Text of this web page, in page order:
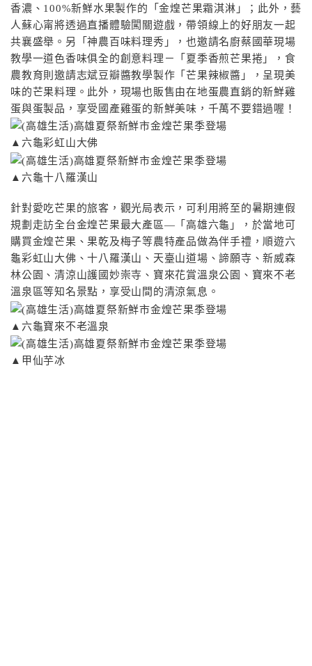
香濃、100%新鮮水果製作的「金煌芒果霜淇淋」；此外，藝
人蘇心甯將透過直播體驗闖關遊戲，帶領線上的好朋友一起
共襄盛舉。另「神農百味料理秀」，也邀請名廚蔡國華現場
教學一道色香味俱全的創意料理－「夏季香煎芒果捲」，食
農教育則邀請志斌豆瓣醬教學製作「芒果辣椒醬」，呈現美
味的芒果料理。此外，現場也販售由在地蛋農直銷的新鮮雞
蛋與蛋製品，享受國產雞蛋的新鮮美味，千萬不要錯過喔！
▲六龜彩虹山大佛
▲六龜十八羅漢山
針對愛吃芒果的旅客，觀光局表示，可利用將至的暑期連假
規劃走訪全台金煌芒果最大產區—「高雄六龜」，於當地可
購買金煌芒果、果乾及梅子等農特產品做為伴手禮，順遊六
龜彩虹山大佛、十八羅漢山、天臺山道場、諦願寺、新威森
林公園、清涼山護國妙崇寺、寶來花賞溫泉公園、寶來不老
溫泉區等知名景點，享受山間的清涼氣息。
▲六龜寶來不老溫泉
▲甲仙芋冰